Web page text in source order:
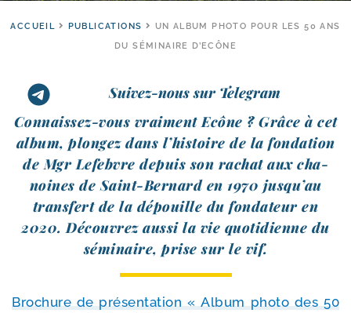
ACCUEIL PUBLICATIONS
UN ALBUM PHOTO POUR LES 50 ANS
DU SÉMINAIRE D’ECÔNE
Suivez-nous sur Telegram
Connaissez-​vous vrai­ment Ecône ? Grâce à cet
album, plon­gez dans l’histoire de la fon­da­tion
de Mgr Lefebvre depuis son rachat aux cha­
noines de Saint-​Bernard en 1970 jusqu’au
trans­fert de la dépouille du fon­da­teur en
2020. Découvrez aus­si la vie quo­ti­dienne du
sémi­naire, prise sur le vif.
Brochure de pré­sen­ta­tion « Album pho­to des 50